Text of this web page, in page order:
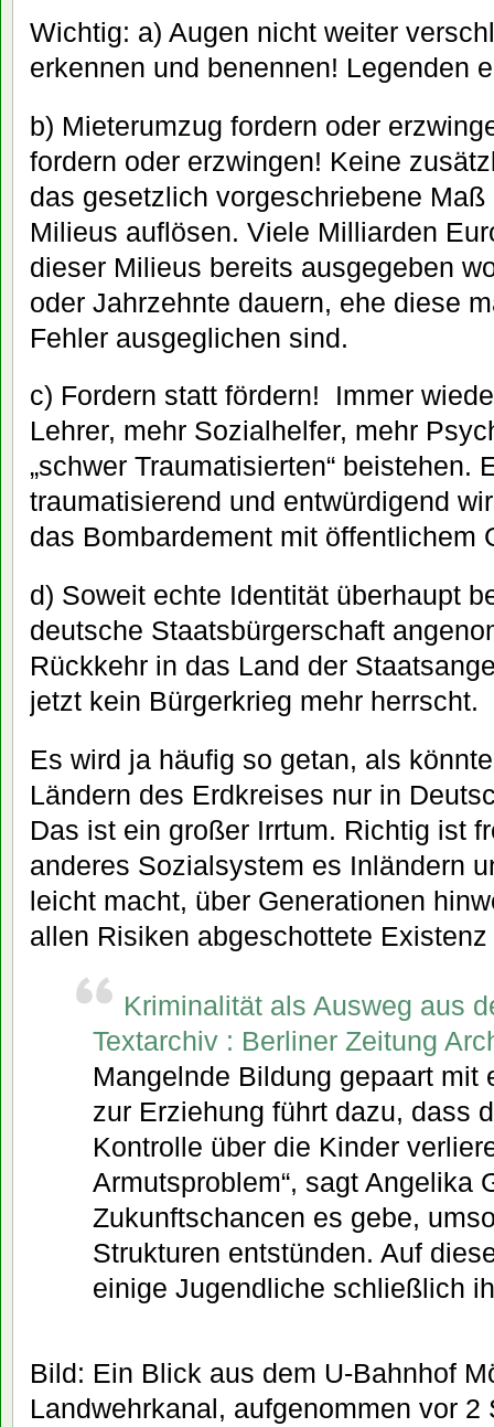
Wichtig: a) Augen nicht weiter
erkennen und benennen! Legenden
b) Mieterumzug fordern oder
fordern oder erzwingen! Keine
das gesetzlich vorgeschriebene
Milieus auflösen. Viele Milliarden
dieser Milieus bereits ausgegeben
oder Jahrzehnte dauern, ehe diese
Fehler ausgeglichen sind.
c) Fordern statt fördern! Immer
Lehrer, mehr Sozialhelfer, mehr
„schwer Traumatisierten“ beistehen.
traumatisierend und entwürdigend
das Bombardement mit öffentlichem
d) Soweit echte Identität überhaupt
deutsche Staatsbürgerschaft
Rückkehr in das Land der
jetzt kein Bürgerkrieg mehr herrscht.
Es wird ja häufig so getan, als
Ländern des Erdkreises nur in
Das ist ein großer Irrtum. Richtig ist
anderes Sozialsystem es Inländern
leicht macht, über Generationen
allen Risiken abgeschottete
Kriminalität als Ausweg aus
Textarchiv : Berliner Zeitung
Mangelnde Bildung gepaart mit
zur Erziehung führt dazu, dass
Kontrolle über die Kinder
Armutsproblem“, sagt Angelika
Zukunftschancen es gebe,
Strukturen entstünden. Auf
einige Jugendliche schließlich
Bild: Ein Blick aus dem U-Bahnhof
Landwehrkanal, aufgenommen vor 2